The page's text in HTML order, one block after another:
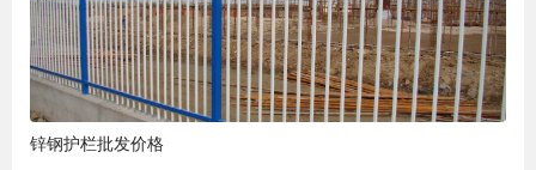
锌钢护栏批发价格